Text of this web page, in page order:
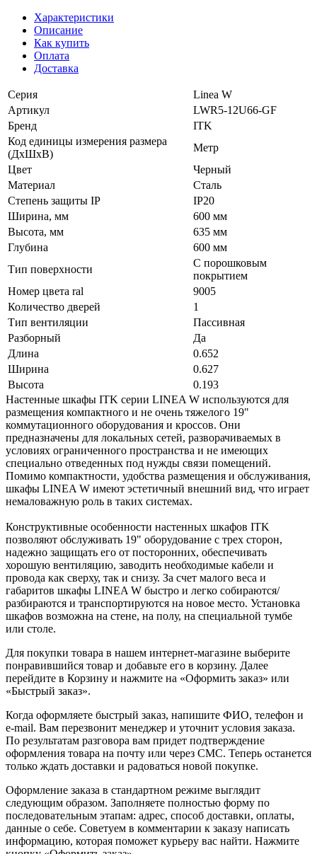
Характеристики
Описание
Как купить
Оплата
Доставка
Серия
Linea W
Артикул
LWR5-12U66-GF
Бренд
ITK
Код единицы измерения размера
(ДхШхВ)
Метр
Цвет
Черный
Материал
Сталь
Степень защиты IP
IP20
Ширина, мм
600 мм
Высота, мм
635 мм
Глубина
600 мм
Тип поверхности
С порошковым
покрытием
Номер цвета ral
9005
Количество дверей
1
Тип вентиляции
Пассивная
Разборный
Да
Длина
0.652
Ширина
0.627
Высота
0.193
Настенные шкафы ITK серии LINEA W используются для
размещения компактного и не очень тяжелого 19"
коммутационного оборудования и кроссов. Они
предназначены для локальных сетей, разворачиваемых в
условиях ограниченного пространства и не имеющих
специально отведенных под нужды связи помещений.
Помимо компактности, удобства размещения и обслуживания,
шкафы LINEA W имеют эстетичный внешний вид, что играет
немаловажную роль в таких системах.
Конструктивные особенности настенных шкафов ITK
позволяют обслуживать 19" оборудование с трех сторон,
надежно защищать его от посторонних, обеспечивать
хорошую вентиляцию, заводить необходимые кабели и
провода как сверху, так и снизу. За счет малого веса и
габаритов шкафы LINEA W быстро и легко собираются/
разбираются и транспортируются на новое место. Установка
шкафов возможна на стене, на полу, на специальной тумбе
или столе.
Для покупки товара в нашем интернет-магазине выберите
понравившийся товар и добавьте его в корзину. Далее
перейдите в Корзину и нажмите на «Оформить заказ» или
«Быстрый заказ».
Когда оформляете быстрый заказ, напишите ФИО, телефон и
e-mail. Вам перезвонит менеджер и уточнит условия заказа.
По результатам разговора вам придет подтверждение
оформления товара на почту или через СМС. Теперь останется
только ждать доставки и радоваться новой покупке.
Оформление заказа в стандартном режиме выглядит
следующим образом. Заполняете полностью форму по
последовательным этапам: адрес, способ доставки, оплаты,
данные о себе. Советуем в комментарии к заказу написать
информацию, которая поможет курьеру вас найти. Нажмите